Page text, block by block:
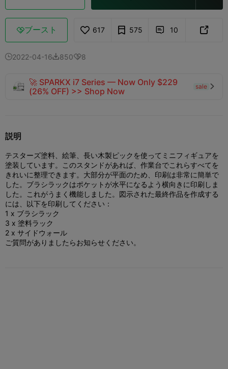
ブースト 617 575  10 
2022-04-168508
🚀 SPARKX i7 Series — Now Only $229
(26% OFF) >> Shop Now
sale 
説明
テスターズ塗料、絵筆、長い木製ピックを使ってミニフィギュアを
塗装しています。このスタンドがあれば、作業台でこれらすべてを
きれいに整理できます。 大部分が平面のため、印刷は非常に簡単で
した。ブラシラックはポケットが水平になるよう横向きに印刷しま
した。これがうまく機能しました。図示された最終作品を作成する
には、以下を印刷してください：
1 x ブラシラック
3 x 塗料ラック
2 x サイドウォール
ご質問がありましたらお知らせください。